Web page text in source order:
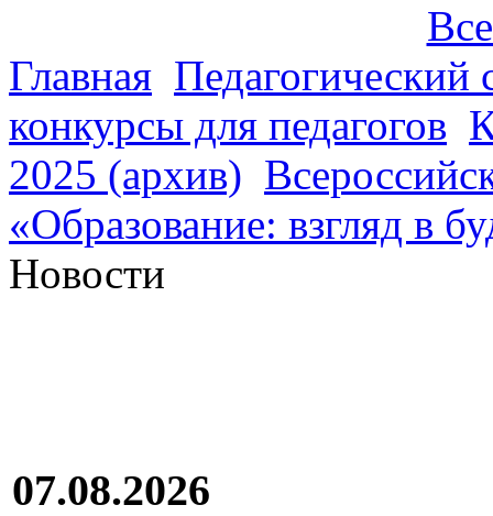
Главная
конкурсы для педагогов
2025 (архив)
«Образование: взгляд в
Новости
07.08.2026